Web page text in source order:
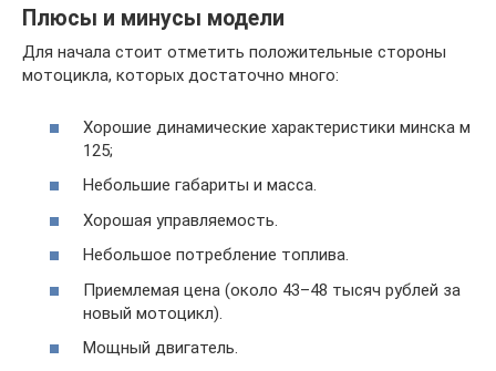
Плюсы и минусы модели
Для начала стоит отметить положительные стороны
мотоцикла, которых достаточно много:
Хорошие динамические характеристики минска м
125;
Небольшие габариты и масса.
Хорошая управляемость.
Небольшое потребление топлива.
Приемлемая цена (около 43–48 тысяч рублей за
новый мотоцикл).
Мощный двигатель.